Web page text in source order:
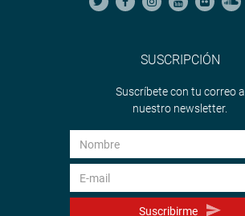
SUSCRIPCIÓN
Suscríbete con tu correo a
nuestro newsletter.
Suscribirme